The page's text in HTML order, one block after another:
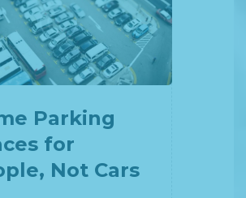
Parking
for
Not Cars